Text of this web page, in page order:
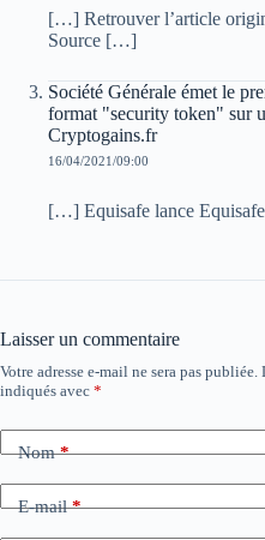
[…] Retrouver l’article
Source […]
Société Générale émet le
format "security token" sur
Cryptogains.fr
16/04/2021/09:00
[…] Equisafe lance
Laisser un commentaire
Votre adresse e-mail ne sera pas publiée.
indiqués avec *
Nom*
E-mail*